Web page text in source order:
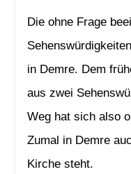
Die ohne Frage
in Demre. Dem
aus zwei
Weg hat sich also
Zumal in Demre
Kirche steht.